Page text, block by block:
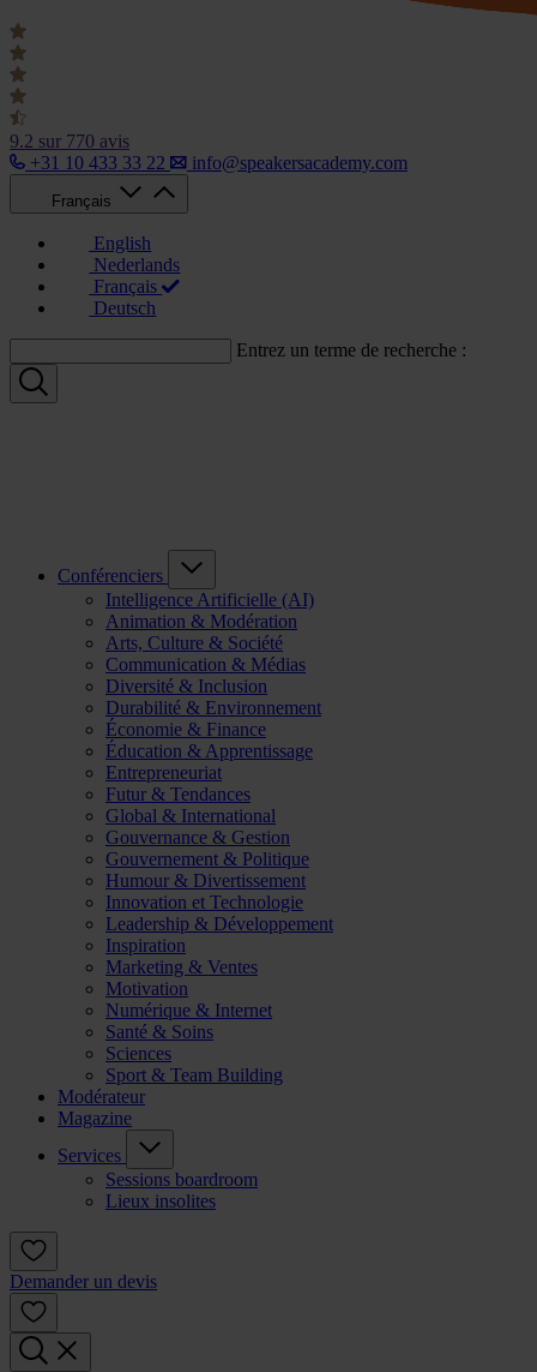
9.2 sur 770 avis
+31 10 433 33 22
info@speakersacademy.com
Français
English
Nederlands
Français
Deutsch
Entrez un terme de recherche :
Conférenciers
Intelligence Artificielle (AI)
Animation & Modération
Arts, Culture & Société
Communication & Médias
Diversité & Inclusion
Durabilité & Environnement
Économie & Finance
Éducation & Apprentissage
Entrepreneuriat
Futur & Tendances
Global & International
Gouvernance & Gestion
Gouvernement & Politique
Humour & Divertissement
Innovation et Technologie
Leadership & Développement
Inspiration
Marketing & Ventes
Motivation
Numérique & Internet
Santé & Soins
Sciences
Sport & Team Building
Modérateur
Magazine
Services
Sessions boardroom
Lieux insolites
Demander un devis